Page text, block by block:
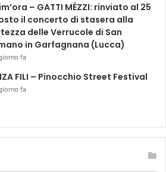
– GATTI MÉZZI: rinviato al 25
il concerto di stasera alla
delle Verrucole di San
in Garfagnana (Lucca)
fa
FILI – Pinocchio Street Festival
fa